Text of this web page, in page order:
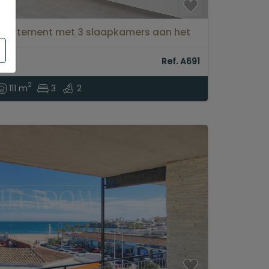
met 3 slaapkamers aan het
Ref. A691
111 m2 3 2